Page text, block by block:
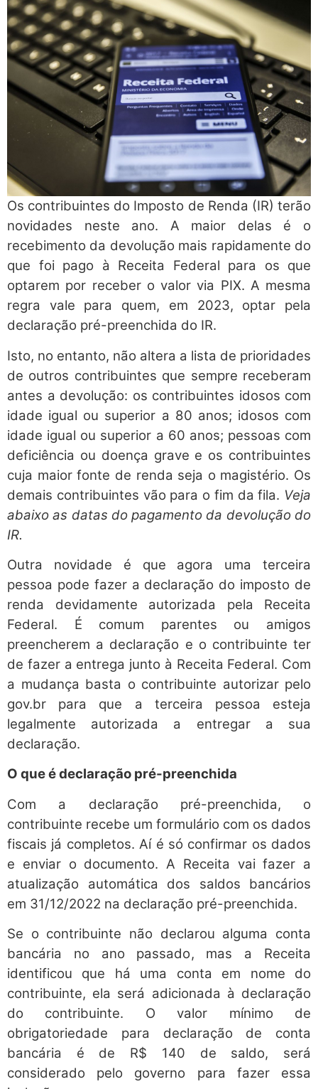
Os contribuintes do Imposto de Renda (IR) terão
novidades neste ano. A maior delas é o
recebimento da devolução mais rapidamente do
que foi pago à Receita Federal para os que
optarem por receber o valor via PIX. A mesma
regra vale para quem, em 2023, optar pela
declaração pré-preenchida do IR.
Isto, no entanto, não altera a lista de prioridades
de outros contribuintes que sempre receberam
antes a devolução: os contribuintes idosos com
idade igual ou superior a 80 anos; idosos com
idade igual ou superior a 60 anos; pessoas com
deficiência ou doença grave e os contribuintes
cuja maior fonte de renda seja o magistério. Os
demais contribuintes vão para o fim da fila. Veja
abaixo as datas do pagamento da devolução do
IR.
Outra novidade é que agora uma terceira
pessoa pode fazer a declaração do imposto de
renda devidamente autorizada pela Receita
Federal. É comum parentes ou amigos
preencherem a declaração e o contribuinte ter
de fazer a entrega junto à Receita Federal. Com
a mudança basta o contribuinte autorizar pelo
gov.br para que a terceira pessoa esteja
legalmente autorizada a entregar a sua
declaração.
O que é declaração pré-preenchida
Com a declaração pré-preenchida, o
contribuinte recebe um formulário com os dados
fiscais já completos. Aí é só confirmar os dados
e enviar o documento. A Receita vai fazer a
atualização automática dos saldos bancários
em 31/12/2022 na declaração pré-preenchida.
Se o contribuinte não declarou alguma conta
bancária no ano passado, mas a Receita
identificou que há uma conta em nome do
contribuinte, ela será adicionada à declaração
do contribuinte. O valor mínimo de
obrigatoriedade para declaração de conta
bancária é de R$ 140 de saldo, será
considerado pelo governo para fazer essa